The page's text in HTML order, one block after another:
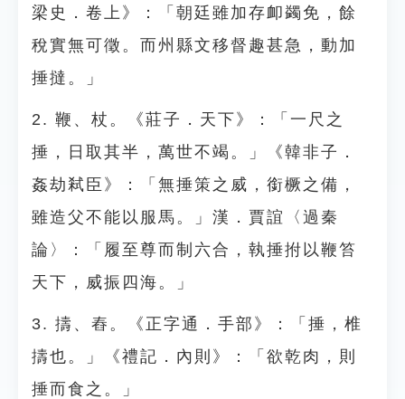
梁史．卷上》：「朝廷雖加存卹蠲免，餘
稅實無可徵。而州縣文移督趣甚急，動加
捶撻。」
2. 鞭、杖。《莊子．天下》：「一尺之
捶，日取其半，萬世不竭。」《韓非子．
姦劫弒臣》：「無捶策之威，銜橛之備，
雖造父不能以服馬。」漢．賈誼〈過秦
論〉：「履至尊而制六合，執捶拊以鞭笞
天下，威振四海。」
3. 擣、舂。《正字通．手部》：「捶，椎
擣也。」《禮記．內則》：「欲乾肉，則
捶而食之。」